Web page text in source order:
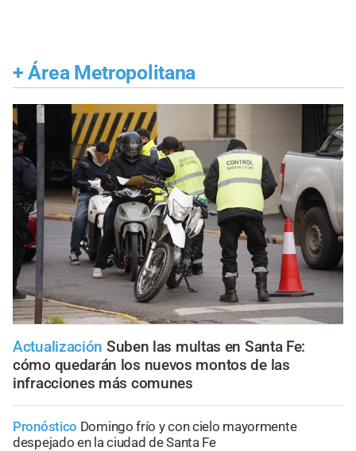
+ Área Metropolitana
Actualización Suben las multas en Santa Fe:
cómo quedarán los nuevos montos de las
infracciones más comunes
Pronóstico Domingo frío y con cielo mayormente
despejado en la ciudad de Santa Fe